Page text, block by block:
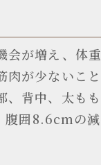
会が増え、体
肉が少ないこ
、背中、太も
囲8.6cmの減